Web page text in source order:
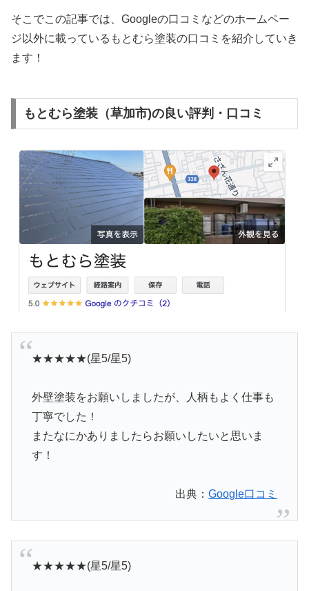
そこでこの記事では、Googleの口コミなどのホームペー
ジ以外に載っているもとむら塗装の口コミを紹介していき
ます！
もとむら塗装（草加市)の良い評判・口コミ
★★★★★(星5/星5)
外壁塗装をお願いしましたが、人柄もよく仕事も
丁寧でした！
またなにかありましたらお願いしたいと思いま
す！
出典：Google口コミ
★★★★★(星5/星5)